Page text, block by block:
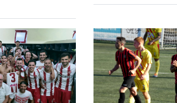
ORIENTAL
DRAGON
E
VAI
JOGAR
COM